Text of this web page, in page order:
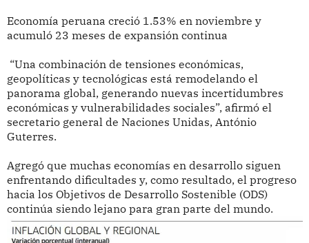
Economía peruana creció 1.53% en noviembre y
acumuló 23 meses de expansión continua
“Una combinación de tensiones económicas,
geopolíticas y tecnológicas está remodelando el
panorama global, generando nuevas incertidumbres
económicas y vulnerabilidades sociales”, afirmó el
secretario general de Naciones Unidas, António
Guterres.
Agregó que muchas economías en desarrollo siguen
enfrentando dificultades y, como resultado, el progreso
hacia los Objetivos de Desarrollo Sostenible (ODS)
continúa siendo lejano para gran parte del mundo.